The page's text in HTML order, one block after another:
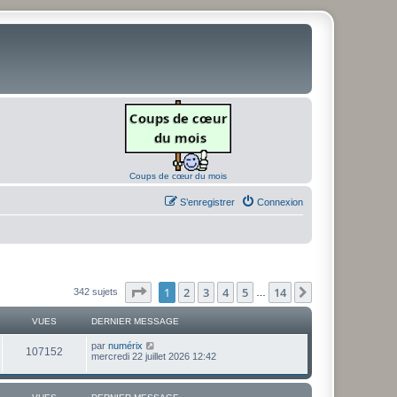
Coups de cœur du mois
Connexion
S’enregistrer
342 sujets Page sur14
1 2 3 4 5 14
VUES DERNIER MESSAGE
107152
u
D
e
n
par numérix
mercredi 22 juillet 2026 12:42